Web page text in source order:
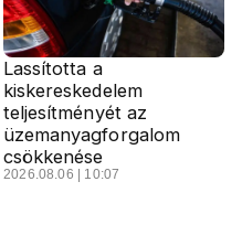
Lassította a
kiskereskedelem
teljesítményét az
üzemanyagforgalom
csökkenése
2026.08.06 | 10:07